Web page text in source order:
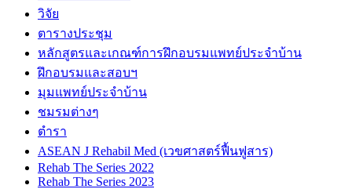
วิจัย
ตารางประชุม
หลักสูตรและเกณฑ์การฝึกอบรมแพทย์ประจำบ้าน
ฝึกอบรมและสอบฯ
มุมแพทย์ประจำบ้าน
ชมรมต่างๆ
ตำรา
ASEAN J Rehabil Med (เวขศาสตร์ฟื้นฟูสาร)
Rehab The Series 2022
Rehab The Series 2023